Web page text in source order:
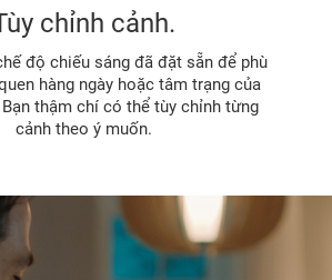
chỉnh cảnh.
độ chiếu sáng đã đặt sẵn để phù
hàng ngày hoặc tâm trạng của
thậm chí có thể tùy chỉnh từng
cảnh theo ý muốn.